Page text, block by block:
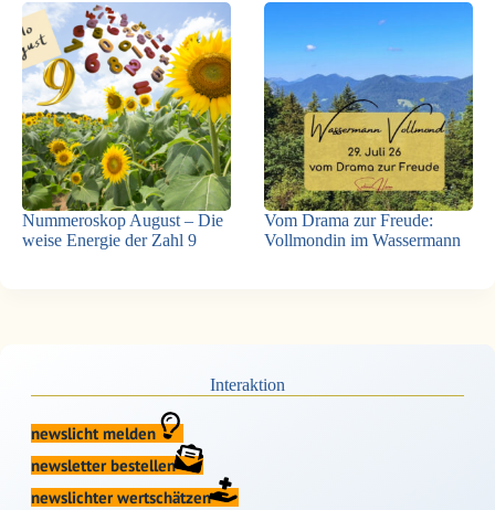
Nummeroskop August – Die
weise Energie der Zahl 9
Vom Drama zur Freude:
Vollmondin im Wassermann
Interaktion
newslicht melden
newsletter bestellen
newslichter wertschätzen